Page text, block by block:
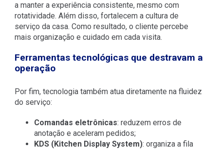
a manter a experiência consistente, mesmo com
rotatividade. Além disso, fortalecem a cultura de
serviço da casa. Como resultado, o cliente percebe
mais organização e cuidado em cada visita.
Ferramentas tecnológicas que destravam a
operação
Por fim, tecnologia também atua diretamente na fluidez
do serviço:
Comandas eletrônicas: reduzem erros de
anotação e aceleram pedidos;
KDS (Kitchen Display System): organiza a fila